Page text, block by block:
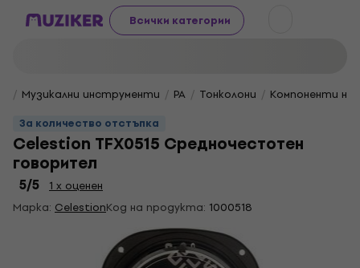
Всички категории
Музикални инструменти PA Тонколони
Компоненти
За количество отстъпка
Celestion TFX0515 Средночестотен
говорител
5/5
1 x оценен
Марка: CelestionКод на продукта: 1000518